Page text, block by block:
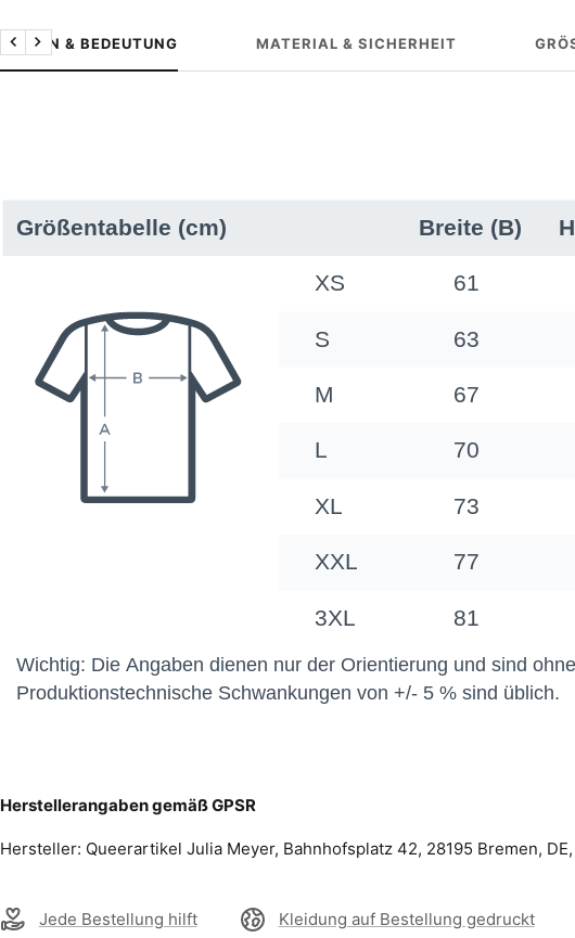
DESIGN & BEDEUTUNG MATERIAL & SICHERHEIT
Previous
Next
Herstellerangaben gemäß GPSR
Hersteller: Queerartikel Julia Meyer, Bahnhofsplatz 42, 28195 Bremen,
Jede Bestellung hilft Kleidung auf Bestellung gedruckt